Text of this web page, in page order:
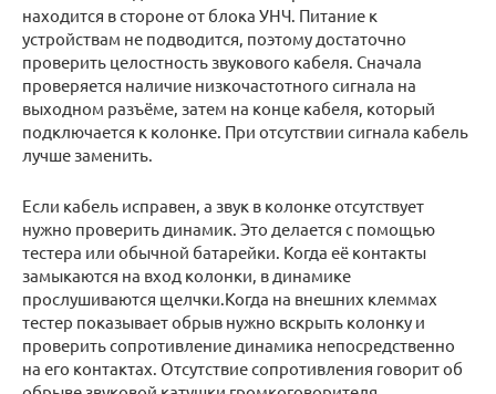
находится в стороне от блока УНЧ. Питание к
устройствам не подводится, поэтому достаточно
проверить целостность звукового кабеля. Сначала
проверяется наличие низкочастотного сигнала на
выходном разъёме, затем на конце кабеля, который
подключается к колонке. При отсутствии сигнала кабель
лучше заменить.
Если кабель исправен, а звук в колонке отсутствует
нужно проверить динамик. Это делается с помощью
тестера или обычной батарейки. Когда её контакты
замыкаются на вход колонки, в динамике
прослушиваются щелчки.Когда на внешних клеммах
тестер показывает обрыв нужно вскрыть колонку и
проверить сопротивление динамика непосредственно
на его контактах. Отсутствие сопротивления говорит об